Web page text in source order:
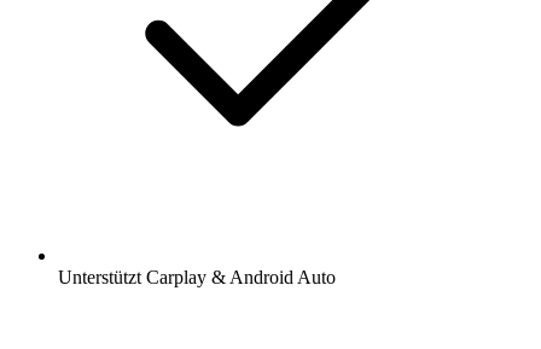
Unterstützt Carplay & Android Auto